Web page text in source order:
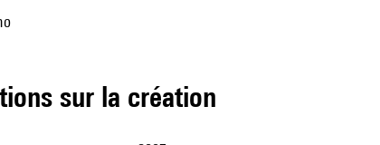
sur la création